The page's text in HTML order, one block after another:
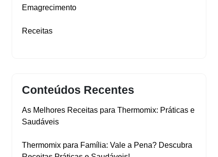
Emagrecimento
Receitas
Conteúdos Recentes
As Melhores Receitas para Thermomix: Práticas e
Saudáveis
Thermomix para Família: Vale a Pena? Descubra